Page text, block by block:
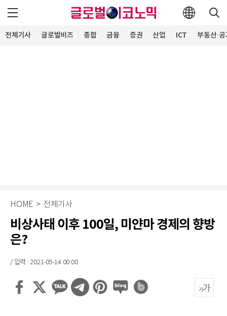
전체기사 글로벌비즈 종합 금융 증권 산업 ICT 부동산·
HOME > 전체기사
비상사태 이후 100일, 미얀마 경제의 향방
은?
/ 입력 : 2021-05-14 00:00